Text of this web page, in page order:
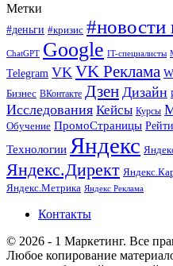
Метки
#деньги #кризис #новости
ChatGPT Google IT-специалисты
Telegram VK VK Реклама
Бизнес ВКонтакте Дзен Дизайн
Исследования Кейсы Курсы
Обучение ПромоСтраницы
Технологии Яндекс
Яндекс.Директ
Яндекс.Метрика Яндекс Реклама
Контакты
© 2026 - 1 Маркетинг. Все
Любое копирование